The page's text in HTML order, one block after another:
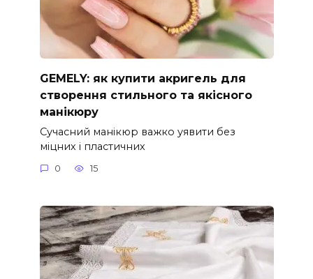
GEMELY: як купити акригель для
створення стильного та якісного
манікюру
Сучасний манікюр важко уявити без
міцних і пластичних
0 15